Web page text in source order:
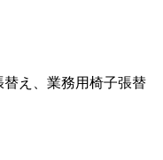
え、業務用椅子張替